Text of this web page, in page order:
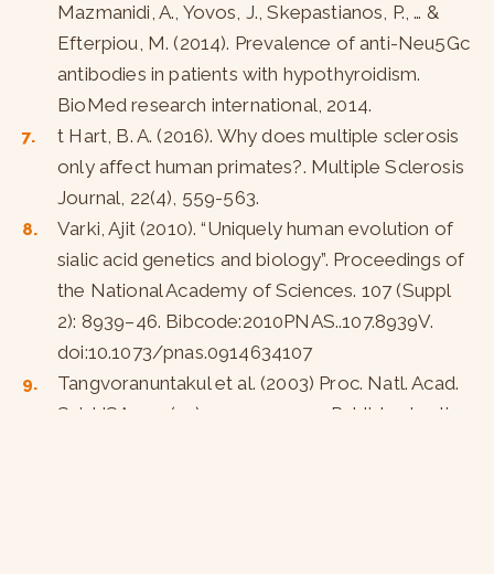
Mazmanidi, A., Yovos, J., Skepastianos, P., … &
Efterpiou, M. (2014). Prevalence of anti-Neu5Gc
antibodies in patients with hypothyroidism.
BioMed research international, 2014.
t Hart, B. A. (2016). Why does multiple sclerosis
only affect human primates?. Multiple Sclerosis
Journal, 22(4), 559-563.
Varki, Ajit (2010). “Uniquely human evolution of
sialic acid genetics and biology”. Proceedings of
the National Academy of Sciences. 107 (Suppl
2): 8939–46. Bibcode:2010PNAS..107.8939V.
doi:10.1073/pnas.0914634107
Tangvoranuntakul et al. (2003) Proc. Natl. Acad.
Sci. USA 100 (21), 12045-12050. Published online